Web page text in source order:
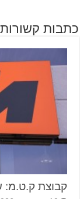
כתבות קשורות
קבוצת ק.ט.מ: